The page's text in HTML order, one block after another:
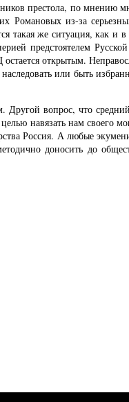
престола, по мнению
Романовых из-за
же ситуация, как и в
предстоятелем
открытым.
или быть
вопрос, что
навязать нам своего
Россия. А любые
доносить до